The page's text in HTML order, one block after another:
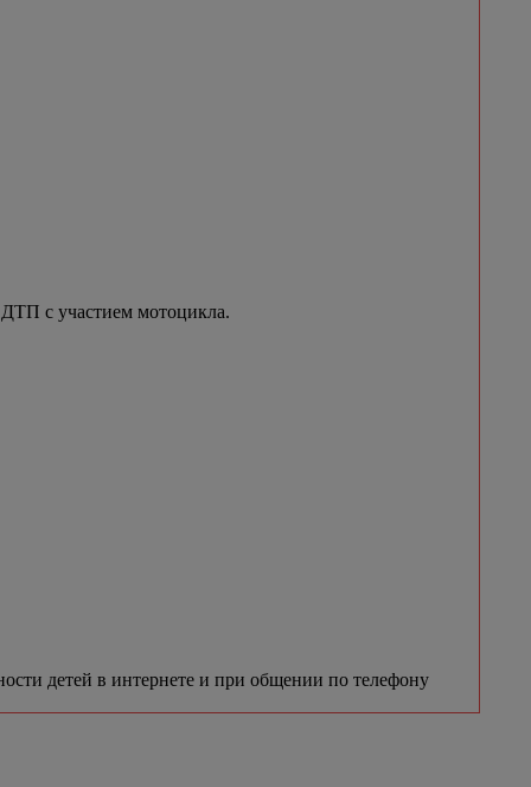
с участием мотоцикла.
детей в интернете и при общении по телефону